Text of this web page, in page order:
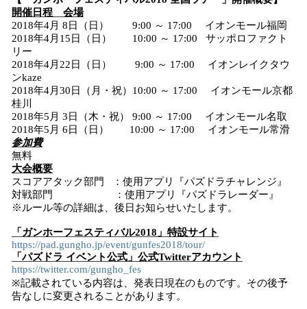
開催日程 会場
2018年4月 8日（日） 9:00 ～ 17:00 イオンモール福岡
2018年4月15日（日） 10:00 ～ 17:00 サッポロファクト
リー
2018年4月22日（日） 9:00 ～ 17:00 イオンレイクタウ
ンkaze
2018年4月30日（月・祝）10:00 ～ 17:00 イオンモール京都
桂川
2018年5月 3日（木・祝） 9:00 ～ 17:00 イオンモール名取
2018年5月 6日（日） 10:00 ～ 17:00 イオンモール常滑
参加費
無料
大会概要
スコアアタック部門 ：使用アプリ『パズドラチャレンジ』
対戦部門 ：使用アプリ『パズドラレーダー』
※ルール等の詳細は、後日お知らせいたします。
「ガンホーフェスティバル2018」特設サイト
https://pad.gungho.jp/event/gunfes2018/tour/
「パズドラ イベント公式」公式Twitterアカウント
https://twitter.com/gungho_fes
※記載されている内容は、発表日現在のものです。その後予
告なしに変更されることがあります。